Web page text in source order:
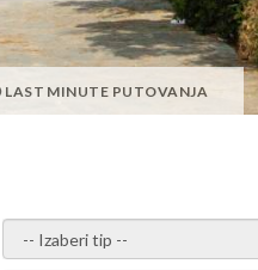
LAST MINUTE PUTOVANJA
- izaberi tip -